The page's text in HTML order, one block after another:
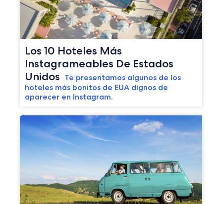
Los 10 Hoteles Más
Instagrameables De Estados
Unidos Te presentamos algunos de los
hoteles más bonitos de EUA dignos de
aparecer en Instagram.